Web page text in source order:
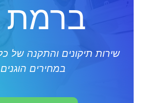
ברמת
שירות תיקונים והתקנה של
במחירים